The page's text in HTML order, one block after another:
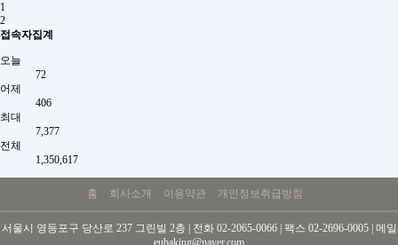
1
2
접속자집계
오늘
72
어제
406
최대
7,377
전체
1,350,617
홈 회사소개 이용약관 개인정보취급방침
서울시 영등포구 당산로 237 그린빌 2층 | 전화 02-2065-0066 | 팩스 02-2696-0005 | 메일
eubaking@naver.com